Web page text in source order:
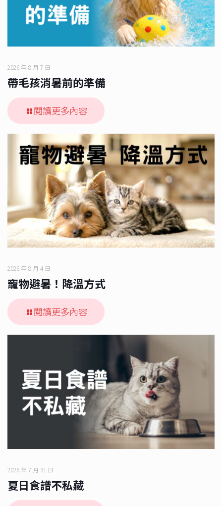
2026 年 8 月 7 日
帶毛孩消暑前的準備
閱讀更多內容
2026 年 8 月 4 日
寵物避暑！降溫方式
閱讀更多內容
2026 年 7 月 31 日
夏日食譜不私藏